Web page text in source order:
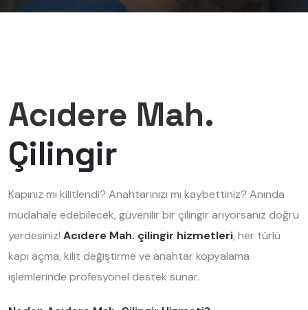
Acıdere Mah.
Çilingir
Kapınız mı kilitlendi? Anahtarınızı mı kaybettiniz? Anında
müdahale edebilecek, güvenilir bir çilingir arıyorsanız doğru
yerdesiniz! Acıdere Mah. çilingir hizmetleri, her türlü
kapı açma, kilit değiştirme ve anahtar kopyalama
işlemlerinde profesyonel destek sunar.